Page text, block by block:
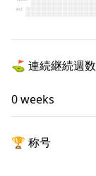
Fri
⛳️ 連続継続週数
0weeks
🏆 称号